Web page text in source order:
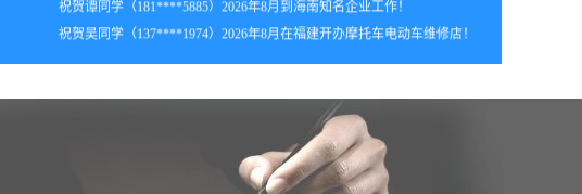
2026年8月_海南_胡同学（139****7508）报:【全能家电维修班】
2026年8月_山西_田同学（130****8335）报:【全能家电维修班】
2026年8月_河南_马同学（154****3437）报:【空调制冷维修班】
【家电清洗实战班】
2026年8月_江西_谭同学（136****3590）报:【全能家电维修班】
2026年8月_重庆_田同学（151****9212）报:【全能家电维修班】
祝贺吴同学（137****1974）2026年8月在福建开办摩托车电动车维修店！